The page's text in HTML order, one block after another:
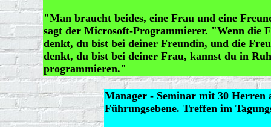
"Man braucht beides, eine Frau und eine
sagt der Microsoft-Programmierer. "Wenn die
denkt, du bist bei deiner Freundin, und die
denkt, du bist bei deiner Frau, kannst du in
programmieren."
Manager - Seminar mit 30 Herren
Führungsebene. Treffen im